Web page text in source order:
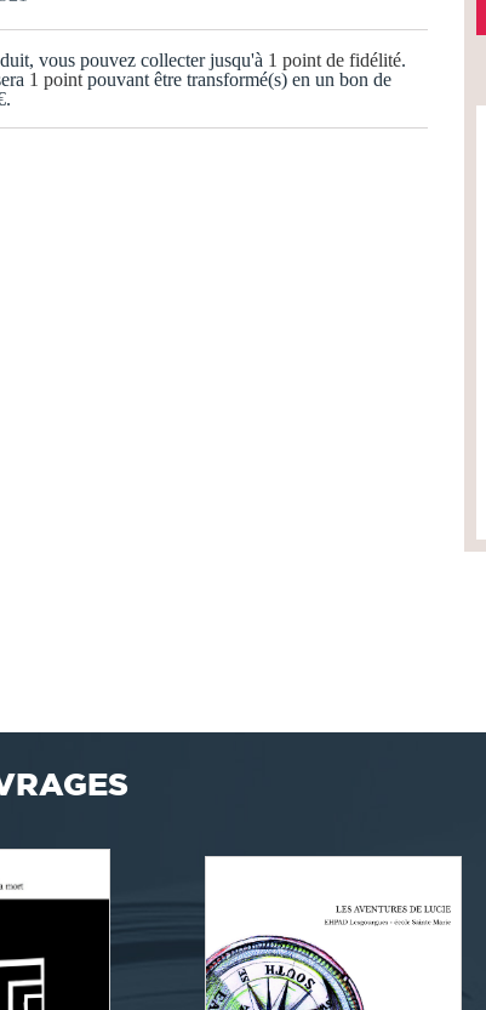
vous pouvez collecter jusqu'à 1 point de fidélité.
1 point pouvant être transformé(s) en un bon de
.